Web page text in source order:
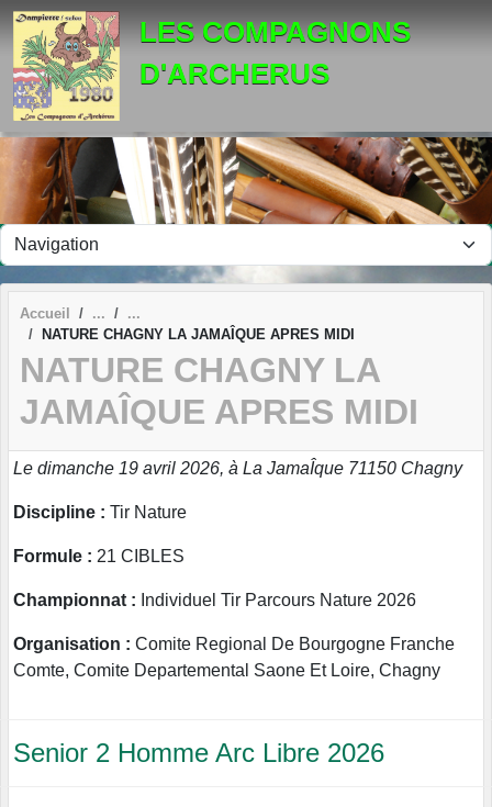
LES COMPAGNONS
D'ARCHERUS
Accueil
NATURE CHAGNY LA JAMAÎQUE APRES MIDI
NATURE CHAGNY LA
JAMAÎQUE APRES MIDI
Le dimanche 19 avril 2026, à La JamaÎque 71150 Chagny
Discipline : Tir Nature
Formule : 21 CIBLES
Championnat : Individuel Tir Parcours Nature 2026
Organisation : Comite Regional De Bourgogne Franche
Comte, Comite Departemental Saone Et Loire, Chagny
Senior 2 Homme Arc Libre 2026
Panneau de gestion des cookies